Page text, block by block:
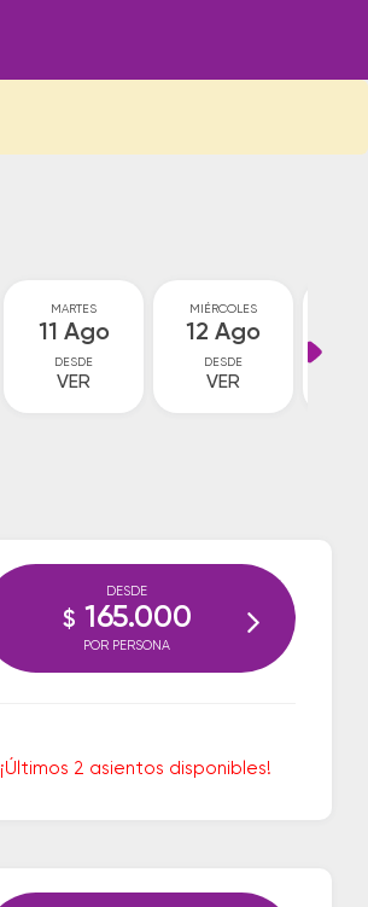
MARTES
11 Ago
DESDE
VER
MIÉRCOLES
12 Ago
DESDE
VER
¡Últimos 2 asientos disponibles!
DESDE
$ 165.000
POR PERSONA